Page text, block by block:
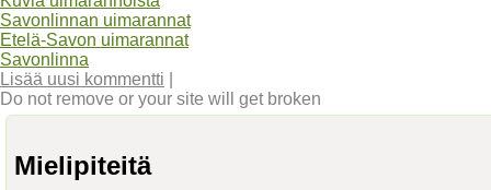
Savonlinnan uimarannat
Etelä-Savon uimarannat
Savonlinna
Lisää uusi kommentti
Do not remove or your site will get broken
Mielipiteitä